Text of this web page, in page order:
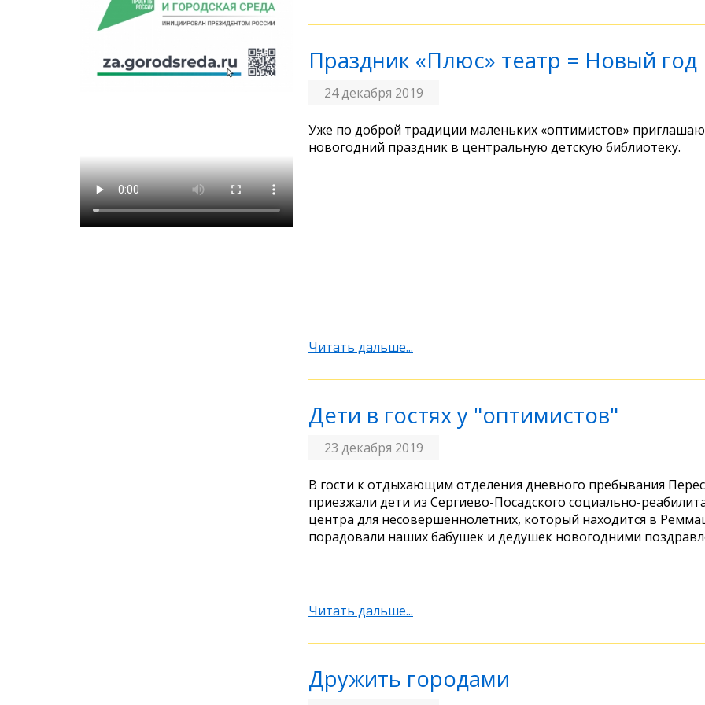
Праздник «Плюс» театр = Новый год
24 декабря 2019
Уже по доброй традиции маленьких «оптимистов»
новогодний праздник в центральную детскую библиотеку.
Читать дальше...
Дети в гостях у "оптимистов"
23 декабря 2019
В гости к отдыхающим отделения дневного пребывания
приезжали дети из Сергиево-Посадского социально-
центра для несовершеннолетних, который находится в
порадовали наших бабушек и дедушек новогодними
Читать дальше...
Дружить городами